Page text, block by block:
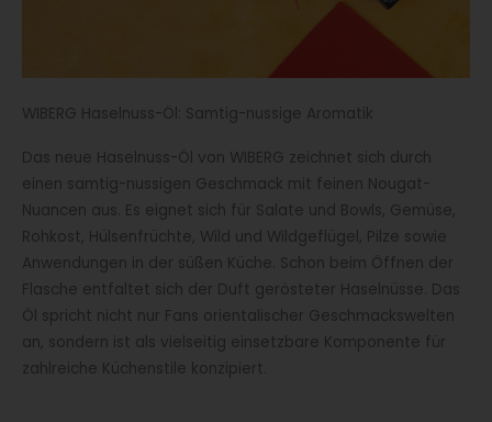
WIBERG Haselnuss-Öl: Samtig-nussige Aromatik
Das neue Haselnuss-Öl von WIBERG zeichnet sich durch
einen samtig-nussigen Geschmack mit feinen Nougat-
Nuancen aus. Es eignet sich für Salate und Bowls, Gemüse,
Rohkost, Hülsenfrüchte, Wild und Wildgeflügel, Pilze sowie
Anwendungen in der süßen Küche. Schon beim Öffnen der
Flasche entfaltet sich der Duft gerösteter Haselnüsse. Das
Öl spricht nicht nur Fans orientalischer Geschmackswelten
an, sondern ist als vielseitig einsetzbare Komponente für
zahlreiche Küchenstile konzipiert.